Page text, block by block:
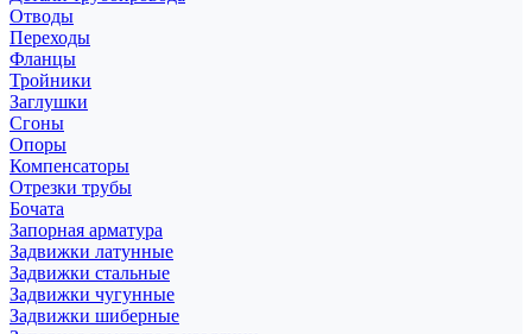
Отводы
Переходы
Фланцы
Тройники
Заглушки
Сгоны
Опоры
Компенсаторы
Отрезки трубы
Бочата
Запорная арматура
Задвижки латунные
Задвижки стальные
Задвижки чугунные
Задвижки шиберные